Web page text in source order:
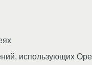
использующих